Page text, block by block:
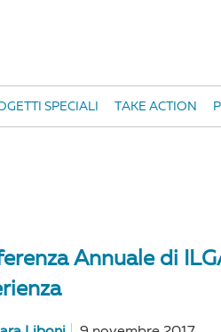
SPECIALI TAKE ACTION
Annuale di